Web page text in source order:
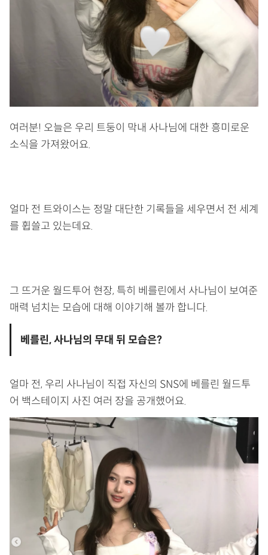
여러분! 오늘은 우리 트둥이 막내 사나님에 대한 흥미로운
소식을 가져왔어요.
얼마 전 트와이스는 정말 대단한 기록들을 세우면서 전 세계
를 휩쓸고 있는데요.
그 뜨거운 월드투어 현장, 특히 베를린에서 사나님이 보여준
매력 넘치는 모습에 대해 이야기해 볼까 합니다.
베를린, 사나님의 무대 뒤 모습은?
얼마 전, 우리 사나님이 직접 자신의 SNS에 베를린 월드투
어 백스테이지 사진 여러 장을 공개했어요.